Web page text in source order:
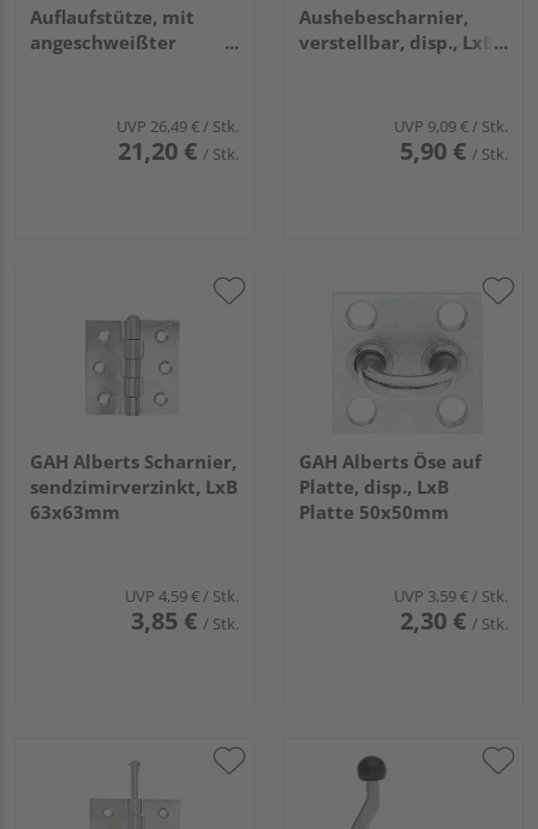
Auflaufstütze, mit
angeschweißter
UVP 26,49 €/ Stk.
21,20 € / Stk.
Aushebescharnier,
verstellbar, disp., LxB
UVP 9,09 €/ Stk.
5,90 € / Stk.
GAH Alberts Scharnier,
sendzimirverzinkt, LxB
63x63mm
UVP 4,59 €/ Stk.
3,85 € / Stk.
GAH Alberts Öse auf
Platte, disp., LxB
Platte 50x50mm
UVP 3,59 €/ Stk.
2,30 € / Stk.